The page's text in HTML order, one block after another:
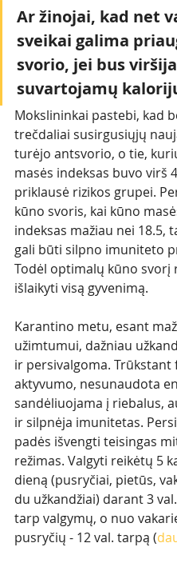
Ar žinojai, kad net
sveikai galima
svorio, jei bus
suvartojamų
Mokslininkai pastebi, kad
trečdaliai susirgusiųjų
turėjo antsvorio, o tie,
masės indeksas buvo virš
priklausė rizikos grupei.
kūno svoris, kai kūno
indeksas mažiau nei 18.5,
gali būti silpno imuniteto
Todėl optimalų kūno svorį
išlaikyti visą gyvenimą.
Karantino metu, esant
užimtumui, dažniau
ir persivalgoma. Trūkstant
aktyvumo, nesunaudota
sandėliuojama į riebalus,
ir silpnėja imunitetas.
padės išvengti teisingas
režimas. Valgyti reikėtų 5
dieną (pusryčiai, pietūs,
du užkandžiai) darant 3
tarp valgymų, o nuo
pusryčių - 12 val. tarpą (